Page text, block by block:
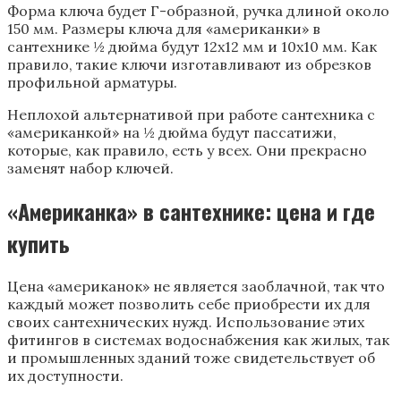
Форма ключа будет Г-образной, ручка длиной около
150 мм. Размеры ключа для «американки» в
сантехнике ½ дюйма будут 12х12 мм и 10х10 мм. Как
правило, такие ключи изготавливают из обрезков
профильной арматуры.
Неплохой альтернативой при работе сантехника с
«американкой» на ½ дюйма будут пассатижи,
которые, как правило, есть у всех. Они прекрасно
заменят набор ключей.
«Американка» в сантехнике: цена и где
купить
Цена «американок» не является заоблачной, так что
каждый может позволить себе приобрести их для
своих сантехнических нужд. Использование этих
фитингов в системах водоснабжения как жилых, так
и промышленных зданий тоже свидетельствует об
их доступности.